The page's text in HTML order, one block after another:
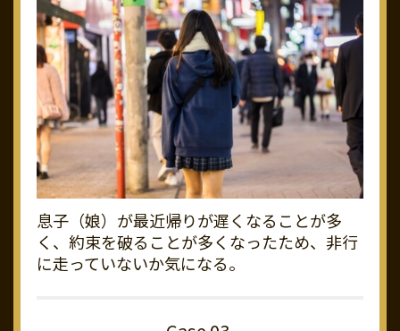
息子（娘）が最近帰りが遅くなることが多
く、約束を破ることが多くなったため、非行
に走っていないか気になる。